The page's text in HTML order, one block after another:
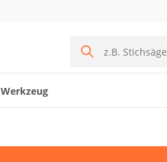
Werkzeug